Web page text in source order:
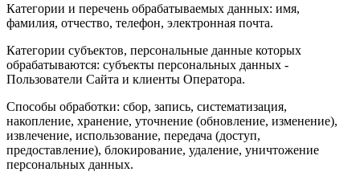
Категории и перечень обрабатываемых данных: имя,
фамилия, отчество, телефон, электронная почта.
Категории субъектов, персональные данные которых
обрабатываются: субъекты персональных данных -
Пользователи Сайта и клиенты Оператора.
Способы обработки: сбор, запись, систематизация,
накопление, хранение, уточнение (обновление, изменение),
извлечение, использование, передача (доступ,
предоставление), блокирование, удаление, уничтожение
персональных данных.